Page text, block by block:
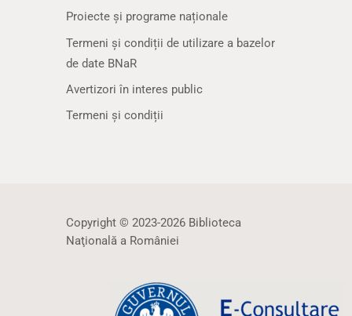
Proiecte și programe naționale
Termeni și condiții de utilizare a bazelor
de date BNaR
Avertizori în interes public
Termeni și condiții
Copyright © 2023-2026 Biblioteca
Naţională a României